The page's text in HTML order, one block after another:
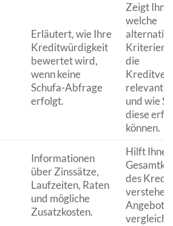
Erläutert, wie Ihre
Kreditwürdigkeit
bewertet wird,
wenn keine
Schufa-Abfrage
erfolgt.
Zeigt
welche
Kriterien
die
relevant
und wie
diese
können.
Informationen
über Zinssätze,
Laufzeiten, Raten
und mögliche
Zusatzkosten.
Hilft
des
verstehen
Angebote